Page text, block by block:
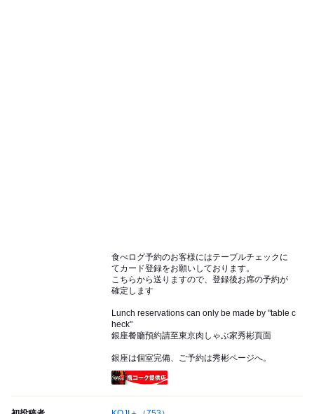
食べログ予約のお客様にはテーブルチェックに
てカード登録をお願いしております。
こちらから送りますので、登録後お席の予約が
確定します
Lunch reservations can only be made by "table c
heck"
銀座餐廳預約請至東京肉しゃぶ家秀彬頁面
銀座は個室完備、ご予約は秀彬ページへ。